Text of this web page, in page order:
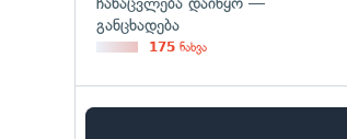
განცხადება
175 ნახვა